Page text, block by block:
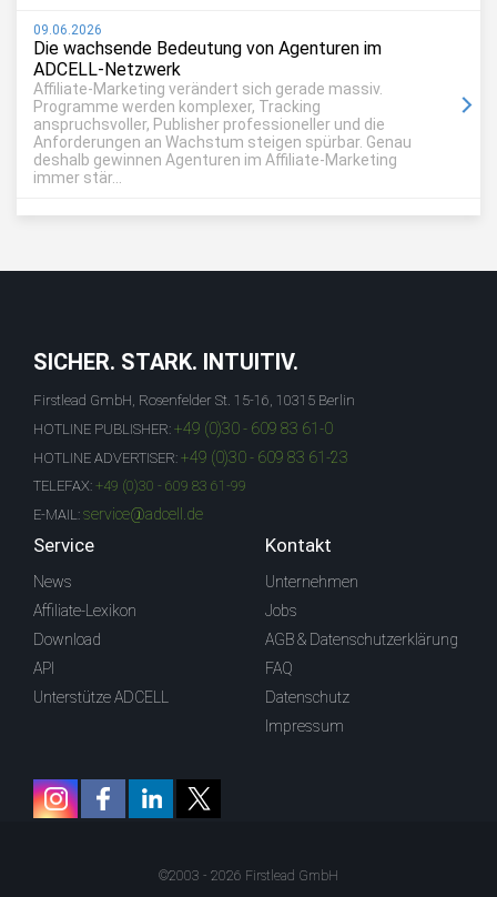
09.06.2026
Die wachsende Bedeutung von Agenturen im
ADCELL-Netzwerk
Affiliate-Marketing verändert sich gerade massiv.
Programme werden komplexer, Tracking
anspruchsvoller, Publisher professioneller und die
Anforderungen an Wachstum steigen spürbar. Genau
deshalb gewinnen Agenturen im Affiliate-Marketing
immer stär...
SICHER. STARK. INTUITIV.
Firstlead GmbH, Rosenfelder St. 15-16, 10315 Berlin
HOTLINE PUBLISHER: +49 (0)30 - 609 83 61-0
HOTLINE ADVERTISER: +49 (0)30 - 609 83 61-23
TELEFAX: +49 (0)30 - 609 83 61-99
E-MAIL: service@adcell.de
Service
News
Affiliate-Lexikon
Download
API
Unterstütze ADCELL
Kontakt
Unternehmen
Jobs
AGB & Datenschutzerklärung
FAQ
Datenschutz
Impressum
©2003 - 2026 Firstlead GmbH